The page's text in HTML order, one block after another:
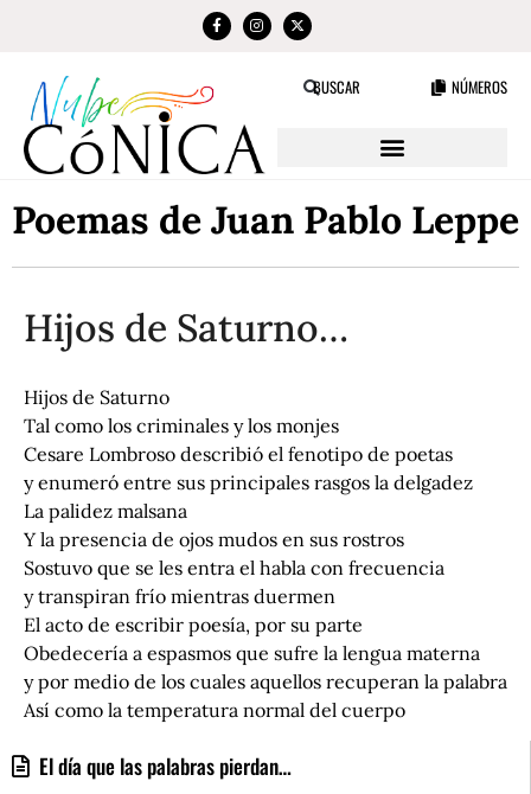
BUSCAR NÚMEROS
Poemas de Juan Pablo Leppe
El día que las palabras pierdan…
Hijos de Saturno…
Hijos de Saturno
Tal como los criminales y los monjes
Cesare Lombroso describió el fenotipo de poetas
y enumeró entre sus principales rasgos la delgadez
La palidez malsana
Y la presencia de ojos mudos en sus rostros
Sostuvo que se les entra el habla con frecuencia
y transpiran frío mientras duermen
El acto de escribir poesía, por su parte
Obedecería a espasmos que sufre la lengua materna
y por medio de los cuales aquellos recuperan la palabra
Así como la temperatura normal del cuerpo